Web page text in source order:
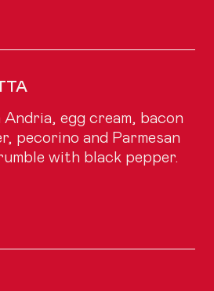
egg cream, bacon
pecorino and Parmesan
with black pepper.